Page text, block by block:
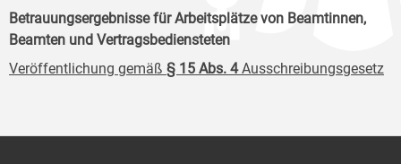
Betrauungsergebnisse für Arbeitsplätze von Beamtinnen,
Beamten und Vertragsbediensteten
Veröffentlichung gemäß § 15 Abs. 4Ausschreibungsgesetz